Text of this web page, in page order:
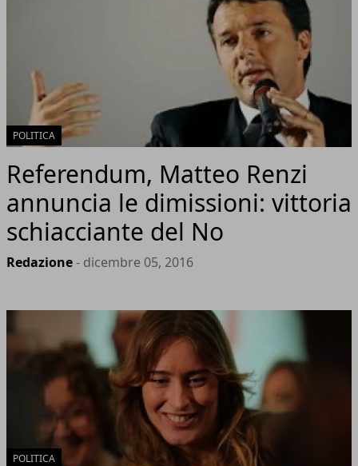
POLITICA
Referendum, Matteo Renzi
annuncia le dimissioni: vittoria
schiacciante del No
Redazione- dicembre 05, 2016
POLITICA